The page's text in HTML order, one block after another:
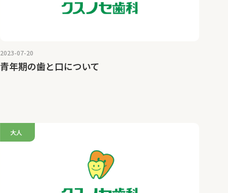
2023-07-20
青年期の歯と口について
大人